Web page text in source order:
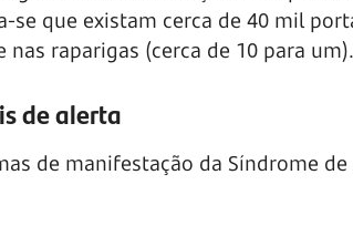
se que existam cerca de 40 mil
nas raparigas (cerca de 10 para um).
de alerta
de manifestação da Síndrome de